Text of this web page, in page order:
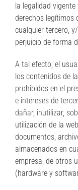
la legalidad
derechos legítimos
cualquier tercero,
perjuicio de forma
A tal efecto, el
los contenidos de
prohibidos en el
e intereses de
dañar, inutilizar,
utilización de la
documentos,
almacenados en
empresa, de otros
(hardware y